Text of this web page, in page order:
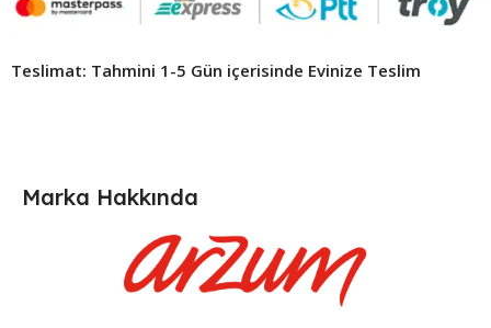
Teslimat: Tahmini 1-5 Gün içerisinde Evinize Teslim ​
Marka Hakkında